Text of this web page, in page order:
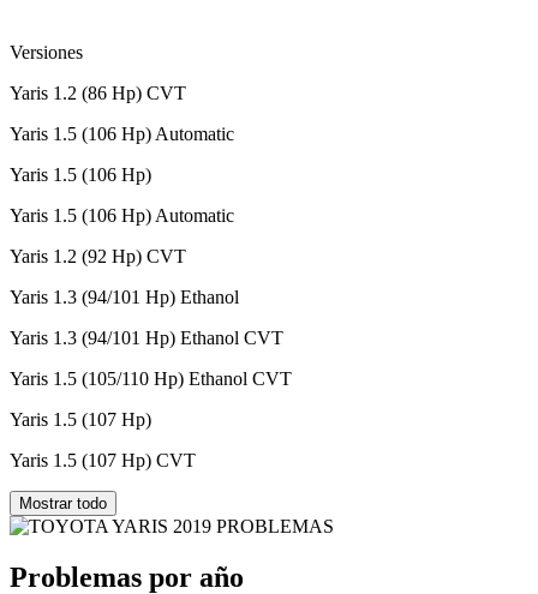
Versiones
Yaris 1.2 (86 Hp) CVT
Yaris 1.5 (106 Hp) Automatic
Yaris 1.5 (106 Hp)
Yaris 1.5 (106 Hp) Automatic
Yaris 1.2 (92 Hp) CVT
Yaris 1.3 (94/101 Hp) Ethanol
Yaris 1.3 (94/101 Hp) Ethanol CVT
Yaris 1.5 (105/110 Hp) Ethanol CVT
Yaris 1.5 (107 Hp)
Yaris 1.5 (107 Hp) CVT
Mostrar todo
Problemas por año